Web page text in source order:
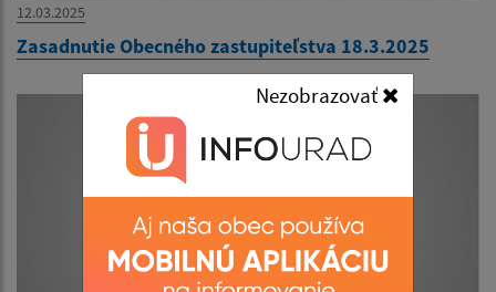
Nezobrazovať
12.03.2025
Zasadnutie Obecného zastupiteľstva 18.3.2025